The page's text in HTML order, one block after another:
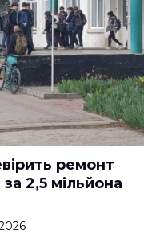
ремонт
2,5 мільйона